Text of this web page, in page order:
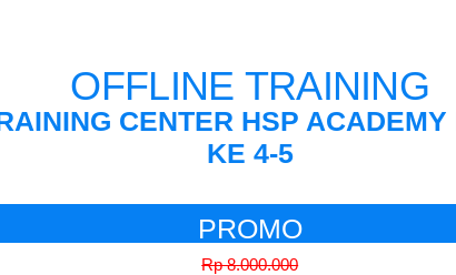
OFFLINE TRAINING
CENTER HSP ACADEMY
KE 4-5
PROMO
Rp 8.000.000